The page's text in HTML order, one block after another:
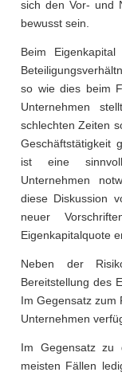
sich den Vor- und
bewusst sein.
Beim
so wie dies beim
Unternehmen
schlechten Zeiten
Geschäftstätigkeit
ist eine
Unternehmen
diese Diskussion
neuer
Eigenkapitalquote
Neben der
Bereitstellung des
Im Gegensatz zum
Unternehmen
Im Gegensatz zu
meisten Fällen